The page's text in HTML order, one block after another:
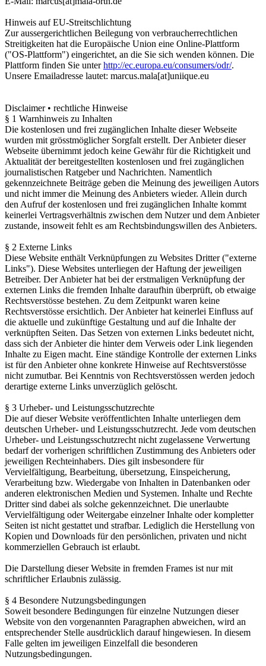
Hinweis auf EU-Streitschlichtung
Zur aussergerichtlichen Beilegung von verbraucherrechtlichen
Streitigkeiten hat die Europäische Union eine Online-Plattform
("OS-Plattform") eingerichtet, an die Sie sich wenden können. Die
Plattform finden Sie unterhttp://ec.europa.eu/consumers/odr/.
Unsere Emailadresse lautet: marcus.mala[at]uniique.eu
Disclaimer • rechtliche Hinweise
§ 1 Warnhinweis zu Inhalten
Die kostenlosen und frei zugänglichen Inhalte dieser Webseite
wurden mit grösstmöglicher Sorgfalt erstellt. Der Anbieter dieser
Webseite übernimmt jedoch keine Gewähr für die Richtigkeit und
Aktualität der bereitgestellten kostenlosen und frei zugänglichen
journalistischen Ratgeber und Nachrichten. Namentlich
gekennzeichnete Beiträge geben die Meinung des jeweiligen Autors
und nicht immer die Meinung des Anbieters wieder. Allein durch
den Aufruf der kostenlosen und frei zugänglichen Inhalte kommt
keinerlei Vertragsverhältnis zwischen dem Nutzer und dem Anbieter
zustande, insoweit fehlt es am Rechtsbindungswillen des Anbieters.
§ 2 Externe Links
Diese Website enthält Verknüpfungen zu Websites Dritter ("externe
Links"). Diese Websites unterliegen der Haftung der jeweiligen
Betreiber. Der Anbieter hat bei der erstmaligen Verknüpfung der
externen Links die fremden Inhalte daraufhin überprüft, ob etwaige
Rechtsverstösse bestehen. Zu dem Zeitpunkt waren keine
Rechtsverstösse ersichtlich. Der Anbieter hat keinerlei Einfluss auf
die aktuelle und zukünftige Gestaltung und auf die Inhalte der
verknüpften Seiten. Das Setzen von externen Links bedeutet nicht,
dass sich der Anbieter die hinter dem Verweis oder Link liegenden
Inhalte zu Eigen macht. Eine ständige Kontrolle der externen Links
ist für den Anbieter ohne konkrete Hinweise auf Rechtsverstösse
nicht zumutbar. Bei Kenntnis von Rechtsverstössen werden jedoch
derartige externe Links unverzüglich gelöscht.
§ 3 Urheber- und Leistungsschutzrechte
Die auf dieser Website veröffentlichten Inhalte unterliegen dem
deutschen Urheber- und Leistungsschutzrecht. Jede vom deutschen
Urheber- und Leistungsschutzrecht nicht zugelassene Verwertung
bedarf der vorherigen schriftlichen Zustimmung des Anbieters oder
jeweiligen Rechteinhabers. Dies gilt insbesondere für
Vervielfältigung, Bearbeitung, übersetzung, Einspeicherung,
Verarbeitung bzw. Wiedergabe von Inhalten in Datenbanken oder
anderen elektronischen Medien und Systemen. Inhalte und Rechte
Dritter sind dabei als solche gekennzeichnet. Die unerlaubte
Vervielfältigung oder Weitergabe einzelner Inhalte oder kompletter
Seiten ist nicht gestattet und strafbar. Lediglich die Herstellung von
Kopien und Downloads für den persönlichen, privaten und nicht
kommerziellen Gebrauch ist erlaubt.
Die Darstellung dieser Website in fremden Frames ist nur mit
schriftlicher Erlaubnis zulässig.
§ 4 Besondere Nutzungsbedingungen
Soweit besondere Bedingungen für einzelne Nutzungen dieser
Website von den vorgenannten Paragraphen abweichen, wird an
entsprechender Stelle ausdrücklich darauf hingewiesen. In diesem
Falle gelten im jeweiligen Einzelfall die besonderen
Nutzungsbedingungen.